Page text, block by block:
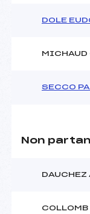
DOLE
SECCO
Non
DAUCHEZ